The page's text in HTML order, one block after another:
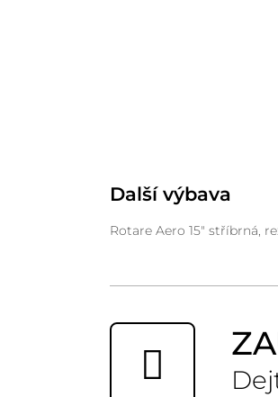
Další výbava
Rotare Aero 15" stříbrná,